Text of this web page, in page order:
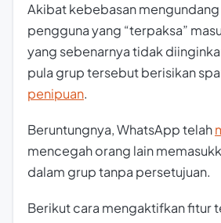
Akibat kebebasan
pengguna yang “terpaksa”
yang sebenarnya tidak
pula grup tersebut berisikan
penipuan.
Beruntungnya, WhatsApp telah
mencegah orang lain
dalam grup tanpa persetujuan.
Berikut cara mengaktifkan fitur